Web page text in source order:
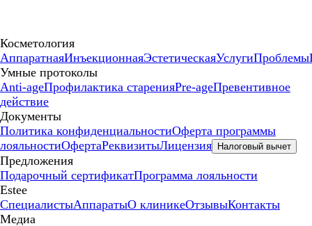
Косметология
АппаратнаяИнъекционнаяЭстетическаяУслугиПроблемы
Умные протоколы
Anti-ageПрофилактика старенияPre-ageПревентивное
действие
Документы
Политика конфиденциальностиОферта программы
лояльностиОфертаРеквизитыЛицензия Налоговый вычет
Предложения
Подарочный сертификатПрограмма лояльности
Estee
СпециалистыАппаратыО клиникеОтзывыКонтакты
Медиа